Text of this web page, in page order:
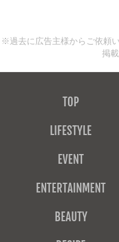
※過去に広告主様からご依頼
掲
TOP
LIFESTYLE
EVENT
ENTERTAINMENT
BEAUTY